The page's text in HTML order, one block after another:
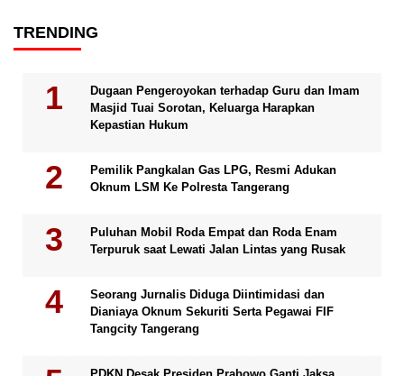
TRENDING
Dugaan Pengeroyokan terhadap Guru dan Imam
Masjid Tuai Sorotan, Keluarga Harapkan
Kepastian Hukum
Pemilik Pangkalan Gas LPG, Resmi Adukan
Oknum LSM Ke Polresta Tangerang
Puluhan Mobil Roda Empat dan Roda Enam
Terpuruk saat Lewati Jalan Lintas yang Rusak
Seorang Jurnalis Diduga Diintimidasi dan
Dianiaya Oknum Sekuriti Serta Pegawai FIF
Tangcity Tangerang